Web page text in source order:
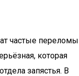
частые переломы
которая
запястья. В